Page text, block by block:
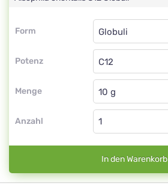
Form
Form
Potenz
Globuli
C12
Menge
Globuli
Anzahl
In den Warenkorb